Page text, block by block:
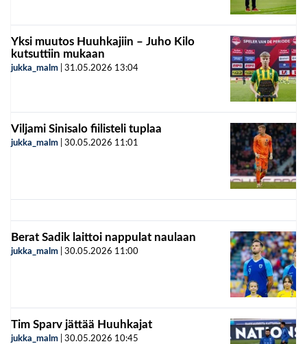
Yksi muutos Huuhkajiin – Juho Kilo
kutsuttiin mukaan
jukka_malm 31.05.2026 13:04
Viljami Sinisalo fiilisteli tuplaa
jukka_malm 30.05.2026 11:01
Berat Sadik laittoi nappulat naulaan
jukka_malm 30.05.2026 11:00
Tim Sparv jättää Huuhkajat
jukka_malm 30.05.2026 10:45